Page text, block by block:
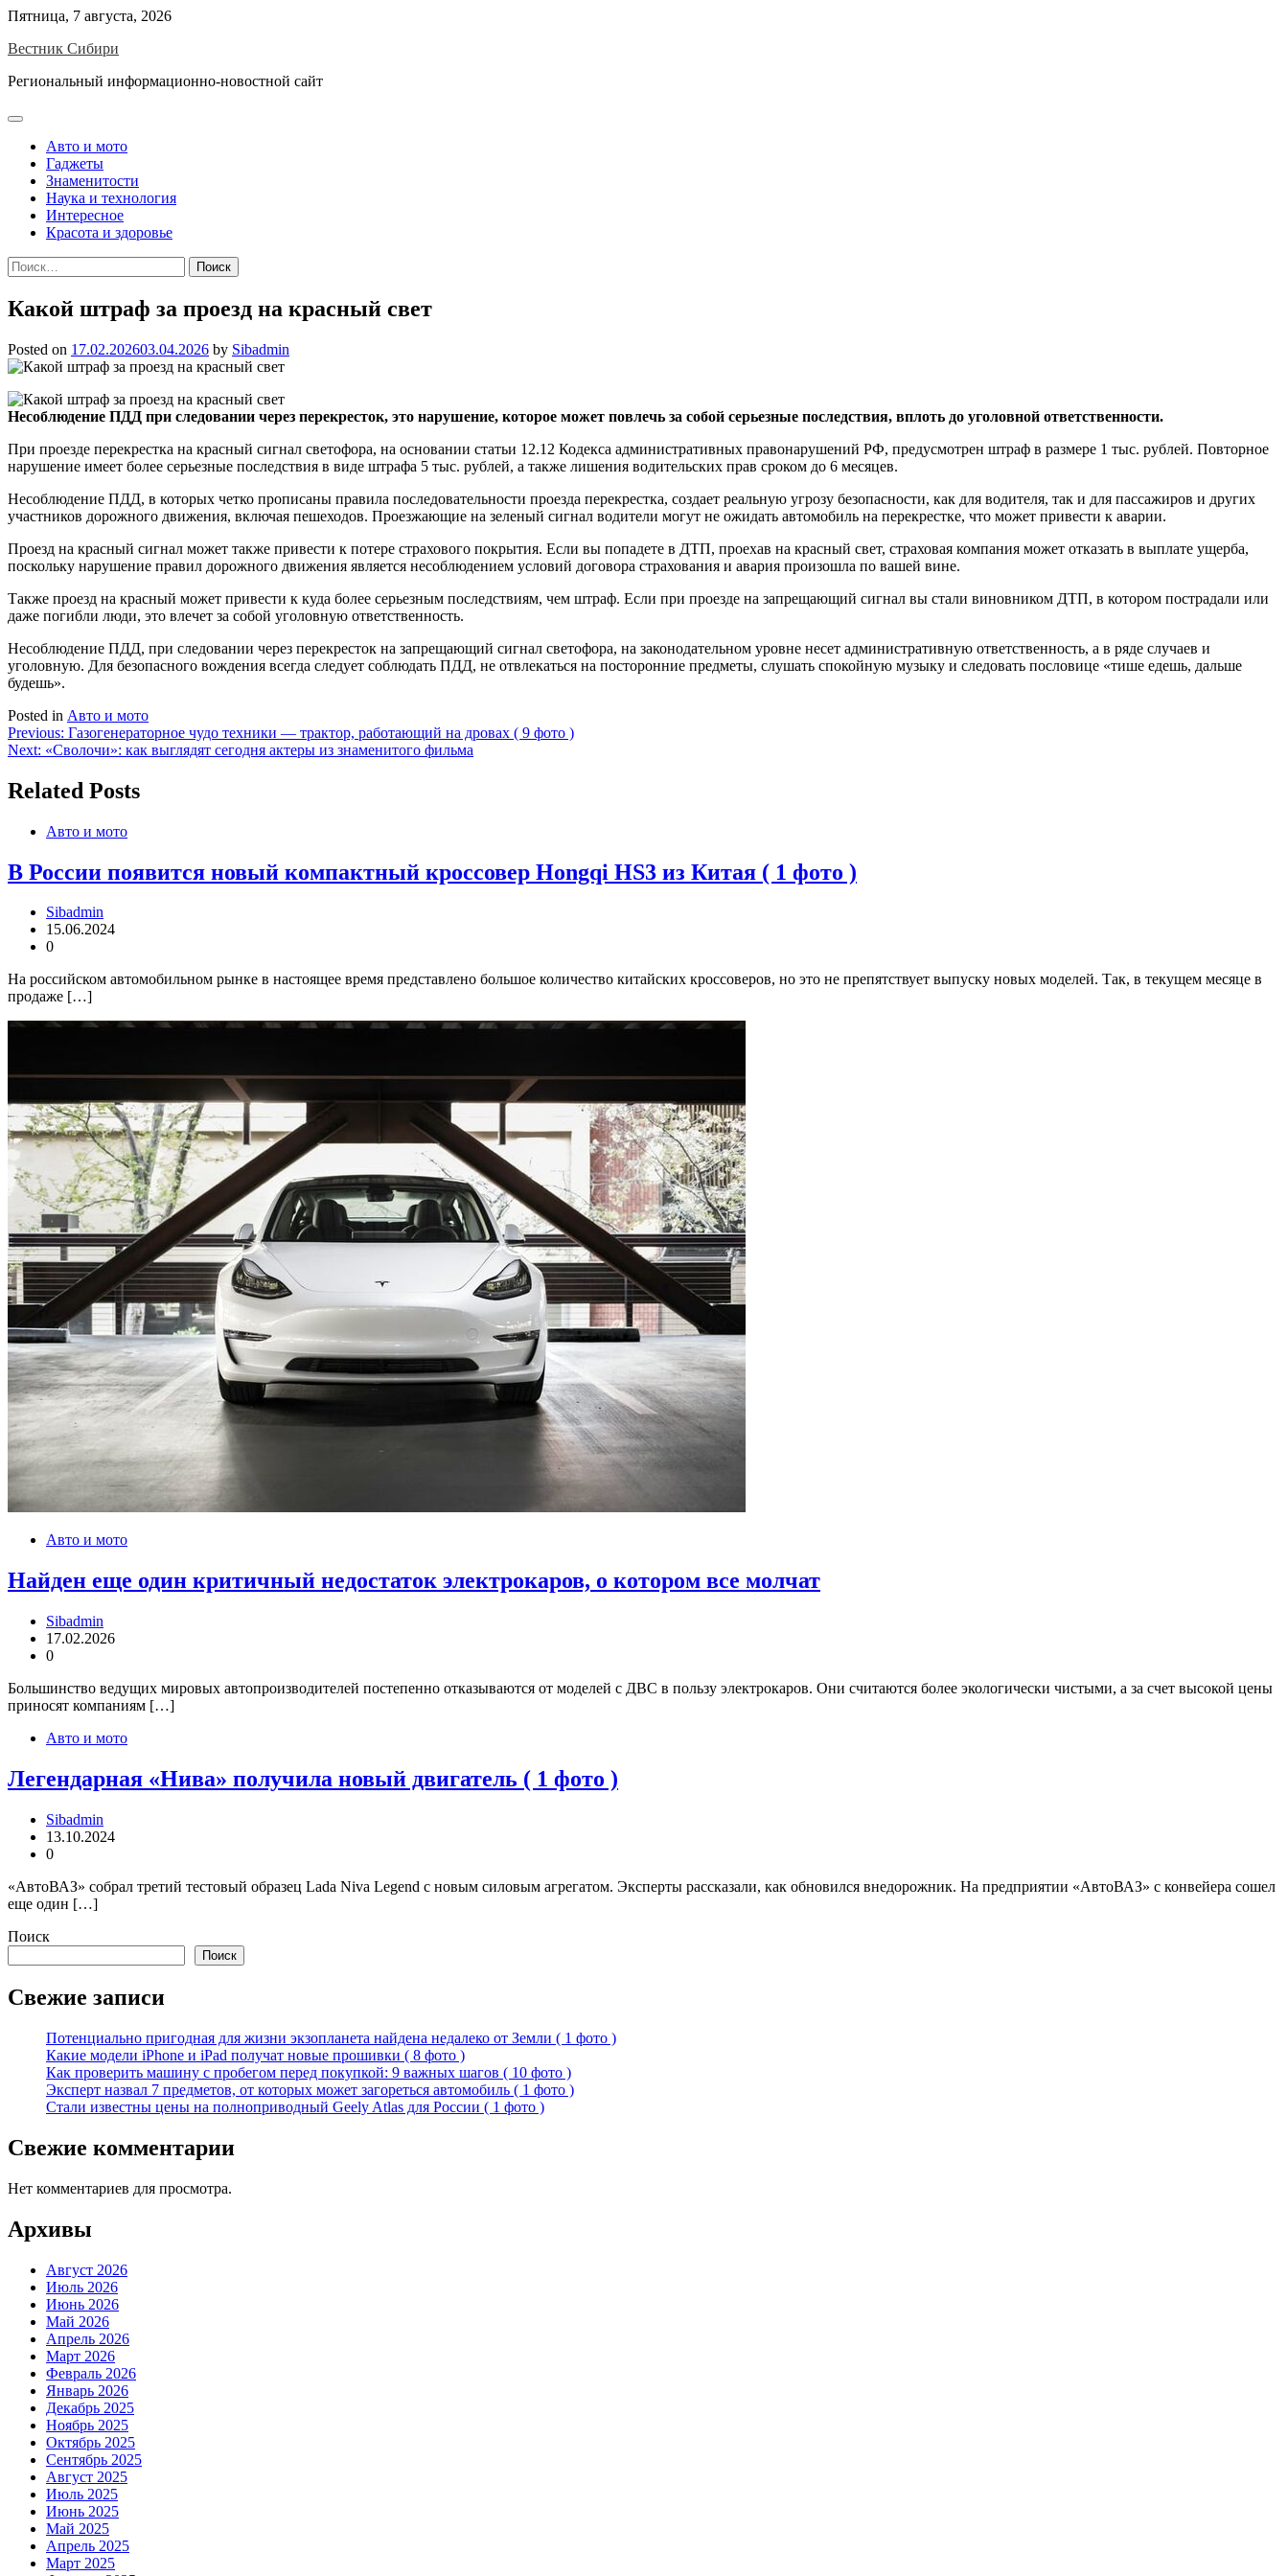
Skip
content
Пятница, 7 августа, 2026
Вестник Сибири
Региональный информационно-новостной сайт
Авто и мото
Гаджеты
Знаменитости
Наука и технология
Интересное
Красота и здоровье
Найти:
Какой штраф за проезд на красный свет
Posted on 17.02.202603.04.2026 by Sibadmin
Несоблюдение ПДД при следовании через перекресток, это нарушение, которое может повлечь за собой серьезные последствия, вплоть до уголовной ответственности.
При проезде перекрестка на красный сигнал светофора, на основании статьи 12.12 Кодекса административных правонарушений РФ, предусмотрен штраф в размере 1 тыс. рублей. Повторное
нарушение имеет более серьезные последствия в виде штрафа 5 тыс. рублей, а также лишения водительских прав сроком до 6 месяцев.
Несоблюдение ПДД, в которых четко прописаны правила последовательности проезда перекрестка, создает реальную угрозу безопасности, как для водителя, так и для пассажиров и других
участников дорожного движения, включая пешеходов. Проезжающие на зеленый сигнал водители могут не ожидать автомобиль на перекрестке, что может привести к аварии.
Проезд на красный сигнал может также привести к потере страхового покрытия. Если вы попадете в ДТП, проехав на красный свет, страховая компания может отказать в выплате ущерба,
поскольку нарушение правил дорожного движения является несоблюдением условий договора страхования и авария произошла по вашей вине.
Также проезд на красный может привести к куда более серьезным последствиям, чем штраф. Если при проезде на запрещающий сигнал вы стали виновником ДТП, в котором пострадали или
даже погибли люди, это влечет за собой уголовную ответственность.
Несоблюдение ПДД, при следовании через перекресток на запрещающий сигнал светофора, на законодательном уровне несет административную ответственность, а в ряде случаев и
уголовную. Для безопасного вождения всегда следует соблюдать ПДД, не отвлекаться на посторонние предметы, слушать спокойную музыку и следовать пословице «тише едешь, дальше
будешь».
Posted in Авто и мото
Навигация
по
записям
Previous: Газогенераторное чудо техники — трактор, работающий на дровах ( 9 фото )
Next: «Сволочи»: как выглядят сегодня актеры из знаменитого фильма
Related Posts
Авто и мото
В России появится новый компактный кроссовер Hongqi HS3 из Китая ( 1 фото )
Sibadmin
15.06.2024
0
На российском автомобильном рынке в настоящее время представлено большое количество китайских кроссоверов, но это не препятствует выпуску новых моделей. Так, в текущем месяце в
продаже […]
Авто и мото
Найден еще один критичный недостаток электрокаров, о котором все молчат
Sibadmin
17.02.2026
0
Большинство ведущих мировых автопроизводителей постепенно отказываются от моделей с ДВС в пользу электрокаров. Они считаются более экологически чистыми, а за счет высокой цены
приносят компаниям […]
Авто и мото
Легендарная «Нива» получила новый двигатель ( 1 фото )
Sibadmin
13.10.2024
0
«АвтоВАЗ» собрал третий тестовый образец Lada Niva Legend с новым силовым агрегатом. Эксперты рассказали, как обновился внедорожник. На предприятии «АвтоВАЗ» с конвейера сошел
еще один […]
Поиск
Поиск
Свежие записи
Потенциально пригодная для жизни экзопланета найдена недалеко от Земли ( 1 фото )
Какие модели iPhone и iPad получат новые прошивки ( 8 фото )
Как проверить машину с пробегом перед покупкой: 9 важных шагов ( 10 фото )
Эксперт назвал 7 предметов, от которых может загореться автомобиль ( 1 фото )
Стали известны цены на полноприводный Geely Atlas для России ( 1 фото )
Свежие комментарии
Нет комментариев для просмотра.
Архивы
Август 2026
Июль 2026
Июнь 2026
Май 2026
Апрель 2026
Март 2026
Февраль 2026
Январь 2026
Декабрь 2025
Ноябрь 2025
Октябрь 2025
Сентябрь 2025
Август 2025
Июль 2025
Июнь 2025
Май 2025
Апрель 2025
Март 2025